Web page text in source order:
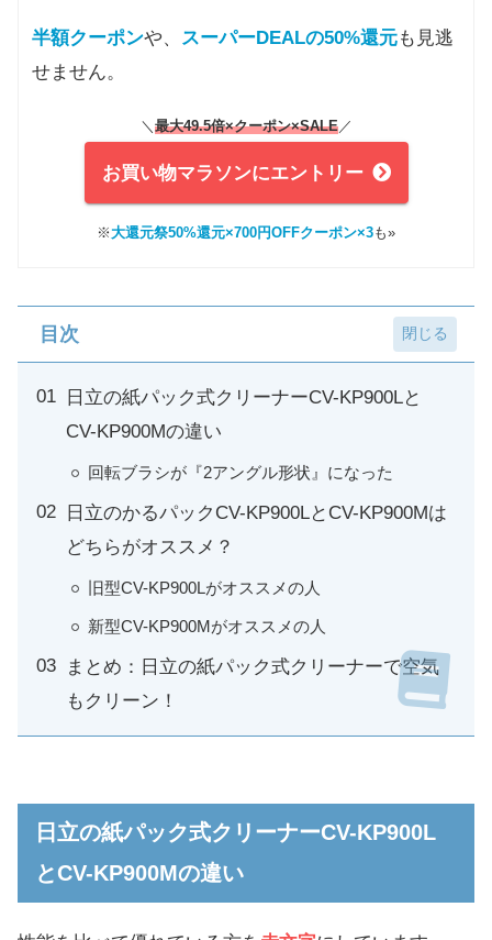
半額クーポンや、 スーパーDEALの50%還元も見逃
せません。
＼ 最大49.5倍×クーポン×SALE／
お買い物マラソンにエントリー
※大還元祭50%還元×700円OFFクーポン×3も»
目次
日立の紙パック式クリーナーCV-KP900Lと
CV-KP900Mの違い
回転ブラシが『2アングル形状』になった
日立のかるパックCV-KP900LとCV-KP900Mは
どちらがオススメ？
旧型CV-KP900Lがオススメの人
新型CV-KP900Mがオススメの人
まとめ：日立の紙パック式クリーナーで空気
もクリーン！
日立の紙パック式クリーナーCV-KP900L
とCV-KP900Mの違い